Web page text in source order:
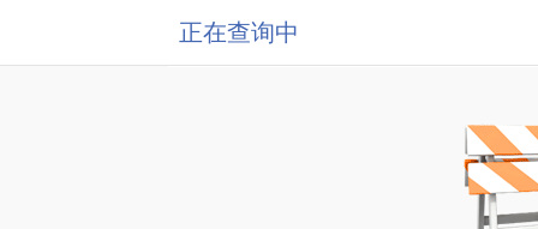
正在查询中